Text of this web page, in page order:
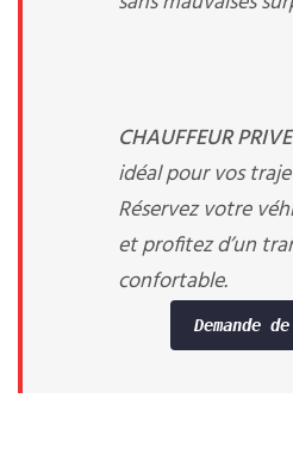
CHAUFFEUR
idéal pour vos
Réservez votre
et profitez d’un
confortable.
Demande